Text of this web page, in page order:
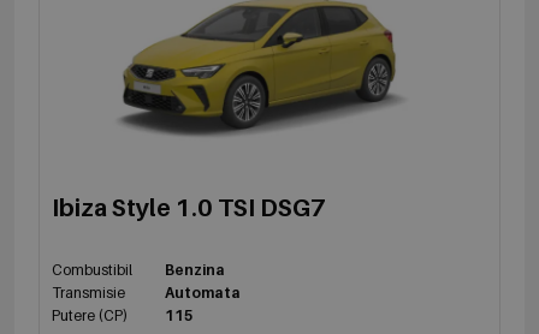
Ibiza Style 1.0 TSI DSG7
Combustibil
Benzina
Transmisie
Automata
Putere (CP)
115